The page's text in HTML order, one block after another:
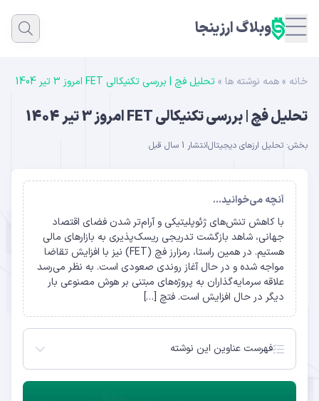
وبلاگ ارزینجا
خانه » همه نوشته ها » تحلیل فچ | بررسی تکنیکالی FET امروز 3 تیر 1404
تحلیل فچ | بررسی تکنیکالی FET امروز 3 تیر 1404
بخش: تحلیل ارزهای دیجیتالانتشار 1 سال قبل
آنچه می‌خوانید...
با کاهش تنش‌های ژئوپلیتیکی و آرام‌تر شدن فضای اقتصاد
جهانی، شاهد بازگشت تدریجی ریسک‌پذیری به بازارهای مالی
هستیم. در همین راستا، رمزارز فچ (FET) نیز با افزایش تقاضا
مواجه شده و در حال آغاز روندی صعودی است. به نظر می‌رسد
علاقه سرمایه‌گذاران به پروژه‌های مبتنی بر هوش مصنوعی بار
دیگر در حال افزایش است. فتچ […]
فهرست عناوین این نوشته